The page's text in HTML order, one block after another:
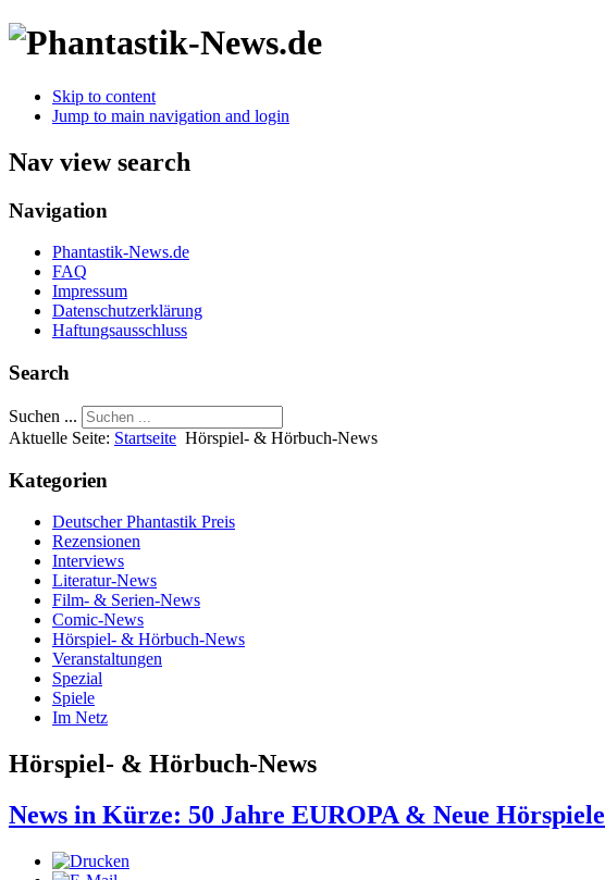
Skip to content
Jump to main navigation and login
Nav view search
Navigation
Phantastik-News.de
FAQ
Impressum
Datenschutzerklärung
Haftungsausschluss
Search
Suchen ...
Aktuelle Seite: Startseite Hörspiel- & Hörbuch-News
Kategorien
Deutscher Phantastik Preis
Rezensionen
Interviews
Literatur-News
Film- & Serien-News
Comic-News
Hörspiel- & Hörbuch-News
Veranstaltungen
Spezial
Spiele
Im Netz
Hörspiel- & Hörbuch-News
News in Kürze: 50 Jahre EUROPA & Neue Hörspiele